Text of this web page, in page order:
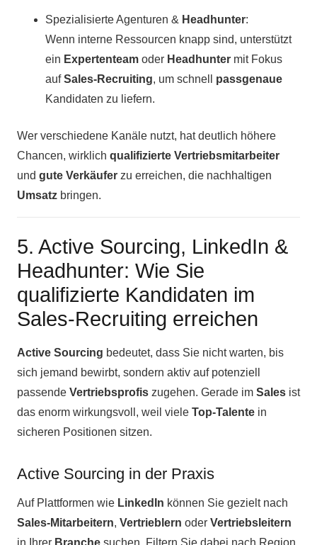
Spezialisierte Agenturen & Headhunter:
Wenn interne Ressourcen knapp sind, unterstützt
ein Expertenteam oder Headhunter mit Fokus
aufSales-Recruiting, um schnell passgenaue
Kandidaten zu liefern.
Wer verschiedene Kanäle nutzt, hat deutlich höhere
Chancen, wirklich qualifizierte Vertriebsmitarbeiter
und gute Verkäufer zu erreichen, die nachhaltigen
Umsatz bringen.
5. Active Sourcing, LinkedIn &
Headhunter: Wie Sie
qualifizierte Kandidaten im
Sales-Recruiting erreichen
Active Sourcing bedeutet, dass Sie nicht warten, bis
sich jemand bewirbt, sondern aktiv auf potenziell
passende Vertriebsprofis zugehen. Gerade im Sales ist
das enorm wirkungsvoll, weil viele Top-Talente in
sicheren Positionen sitzen.
Active Sourcing in der Praxis
Auf Plattformen wie LinkedIn können Sie gezielt nach
Sales-Mitarbeitern, Vertrieblern oder Vertriebsleitern
in Ihrer Branche suchen. Filtern Sie dabei nach Region,